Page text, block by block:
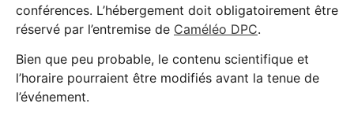
conférences. L’hébergement doit obligatoirement être
réservé par l’entremise de Caméléo DPC.
Bien que peu probable, le contenu scientifique et
l’horaire pourraient être modifiés avant la tenue de
l’événement.